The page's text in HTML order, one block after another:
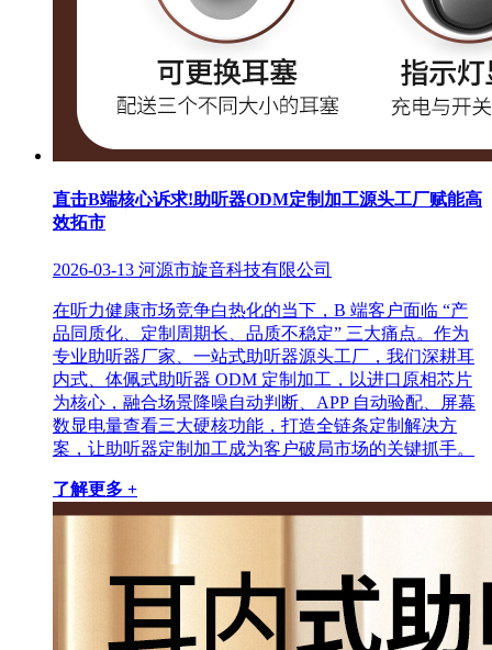
直击B端核心诉求!助听器ODM定制加工源头工厂赋能高
效拓市
2026-03-13 河源市旋音科技有限公司
在听力健康市场竞争白热化的当下，B 端客户面临 “产
品同质化、定制周期长、品质不稳定” 三大痛点。作为
专业助听器厂家、一站式助听器源头工厂，我们深耕耳
内式、体佩式助听器 ODM 定制加工，以进口原相芯片
为核心，融合场景降噪自动判断、APP 自动验配、屏幕
数显电量查看三大硬核功能，打造全链条定制解决方
案，让助听器定制加工成为客户破局市场的关键抓手。
了解更多 +